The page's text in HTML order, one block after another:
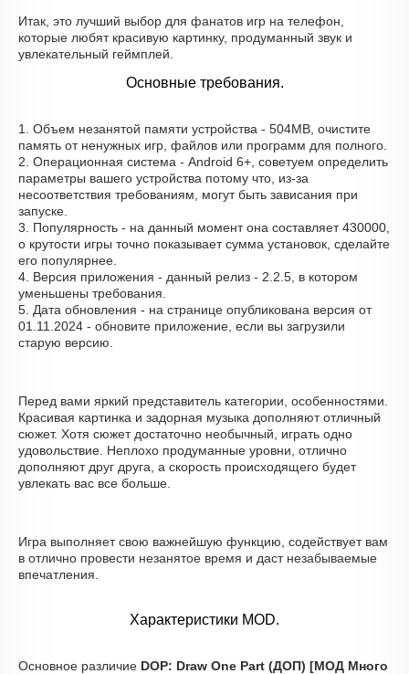
Итак, это лучший выбор для фанатов игр на телефон,
которые любят красивую картинку, продуманный звук и
увлекательный геймплей.
Основные требования.
1. Объем незанятой памяти устройства - 504MB, очистите
память от ненужных игр, файлов или программ для полного.
2. Операционная система - Android 6+, советуем определить
параметры вашего устройства потому что, из-за
несоответствия требованиям, могут быть зависания при
запуске.
3. Популярность - на данный момент она составляет 430000,
о крутости игры точно показывает сумма установок, сделайте
его популярнее.
4. Версия приложения - данный релиз - 2.2.5, в котором
уменьшены требования.
5. Дата обновления - на странице опубликована версия от
01.11.2024 - обновите приложение, если вы загрузили
старую версию.
Перед вами яркий представитель категории, особенностями.
Красивая картинка и задорная музыка дополняют отличный
сюжет. Хотя сюжет достаточно необычный, играть одно
удовольствие. Неплохо продуманные уровни, отлично
дополняют друг друга, а скорость происходящего будет
увлекать вас все больше.
Игра выполняет свою важнейшую функцию, содействует вам
в отлично провести незанятое время и даст незабываемые
впечатления.
Характеристики MOD.
Основное различие DOP: Draw One Part (ДОП) [МОД Много